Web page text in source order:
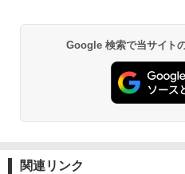
Google 検索で当サイト
関連リンク